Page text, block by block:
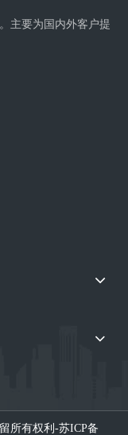
主要为国内外客户提
所有权利-苏ICP备